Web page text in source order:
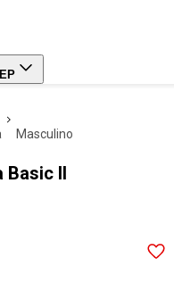
masculino
Basic II